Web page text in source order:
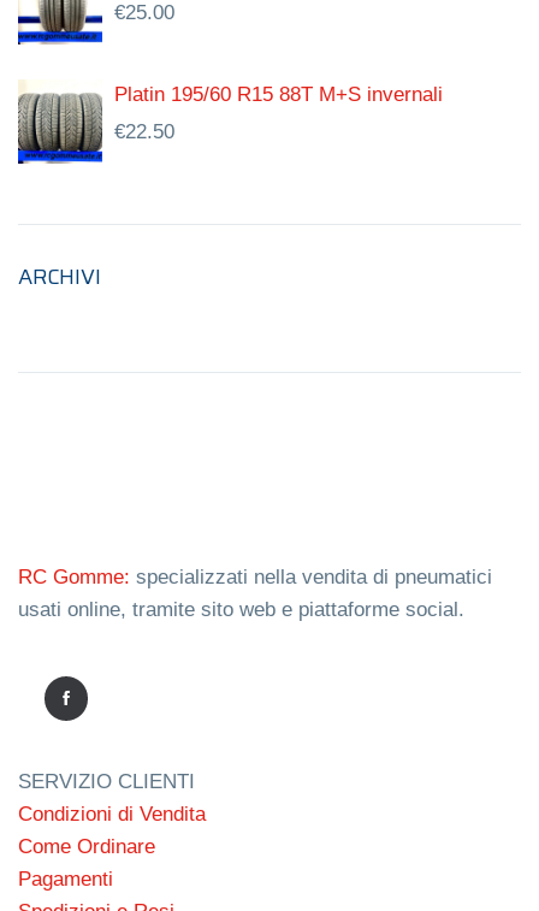
€25.00
Platin 195/60 R15 88T M+S invernali
€22.50
ARCHIVI
RC Gomme: specializzati nella vendita di pneumatici
usati online, tramite sito web e piattaforme social.
SERVIZIO CLIENTI
Condizioni di Vendita
Come Ordinare
Pagamenti